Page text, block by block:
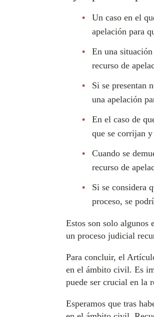
Un caso en el
apelación para
En una
recurso de
Si se presentan
una apelación
En el caso de
que se corrijan
Cuando se
recurso de
Si se considera
proceso, se
Estos son solo
un proceso judicial
Para concluir, el
en el ámbito civil. Es
puede ser crucial en la
Esperamos que tras